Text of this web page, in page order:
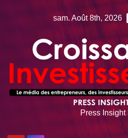
sam. Août 8th, 2026
Press Insight